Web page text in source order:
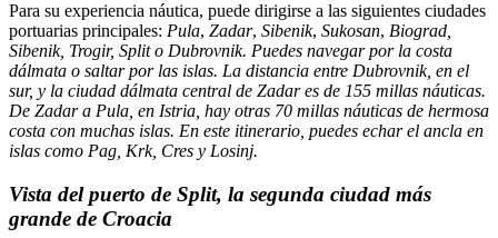
Para su experiencia náutica, puede dirigirse a las siguientes ciudades
portuarias principales: Pula, Zadar, Sibenik, Sukosan, Biograd,
Sibenik, Trogir, Splito Dubrovnik. Puedes navegar por la costa
dálmata o saltar por las islas. La distancia entre Dubrovnik, en el
sur, y la ciudad dálmata central de Zadar es de 155 millas náuticas.
De Zadar a Pula, en Istria, hay otras 70 millas náuticas de hermosa
costa con muchas islas. En este itinerario, puedes echar el ancla en
islas como Pag, Krk, Cres y Losinj.
Vista del puerto de Split, la segunda ciudad más
grande de Croacia